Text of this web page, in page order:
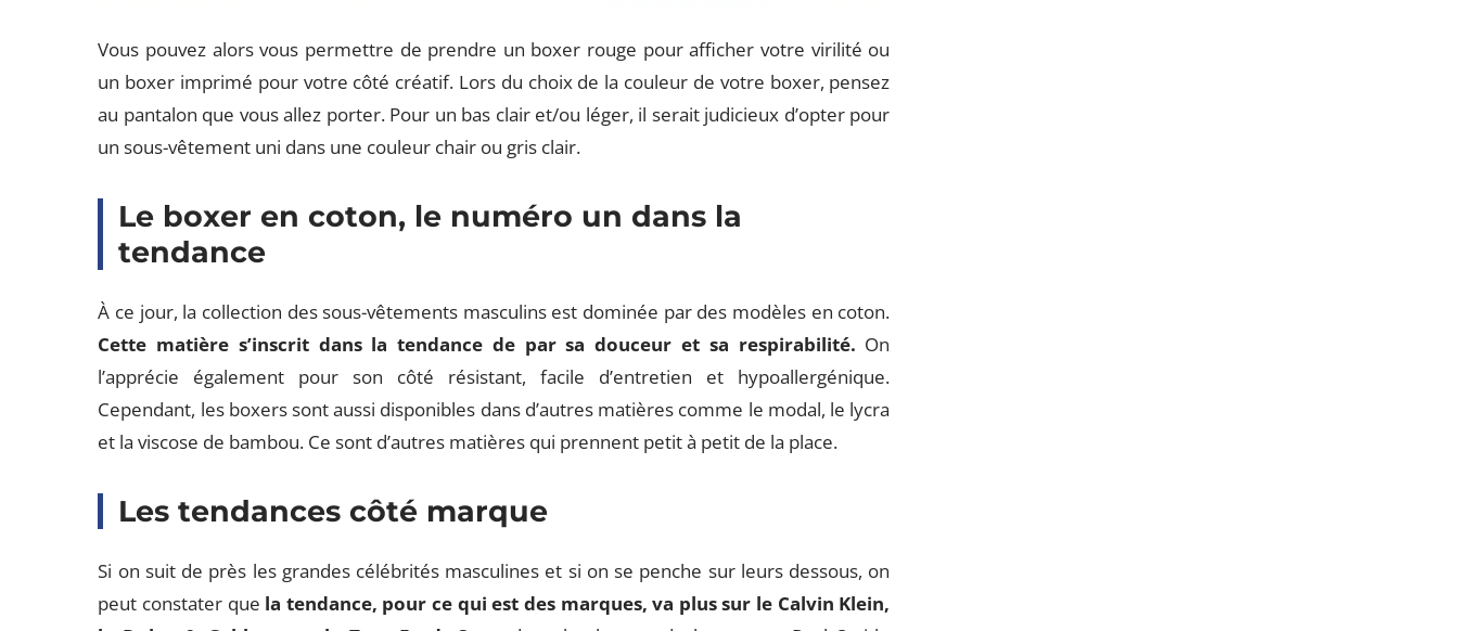
Vous pouvez alors vous permettre de prendre un boxer rouge pour afficher votre virilité ou
un boxer imprimé pour votre côté créatif. Lors du choix de la couleur de votre boxer, pensez
au pantalon que vous allez porter. Pour un bas clair et/ou léger, il serait judicieux d’opter pour
un sous-vêtement uni dans une couleur chair ou gris clair.
Le boxer en coton, le numéro un dans la
tendance
À ce jour, la collection des sous-vêtements masculins est dominée par des modèles en coton.
Cette matière s’inscrit dans la tendance de par sa douceur et sa respirabilité. On
l’apprécie également pour son côté résistant, facile d’entretien et hypoallergénique.
Cependant, les boxers sont aussi disponibles dans d’autres matières comme le modal, le lycra
et la viscose de bambou. Ce sont d’autres matières qui prennent petit à petit de la place.
Les tendances côté marque
Si on suit de près les grandes célébrités masculines et si on se penche sur leurs dessous, on
peut constater que la tendance, pour ce qui est des marques, va plus sur le Calvin Klein,